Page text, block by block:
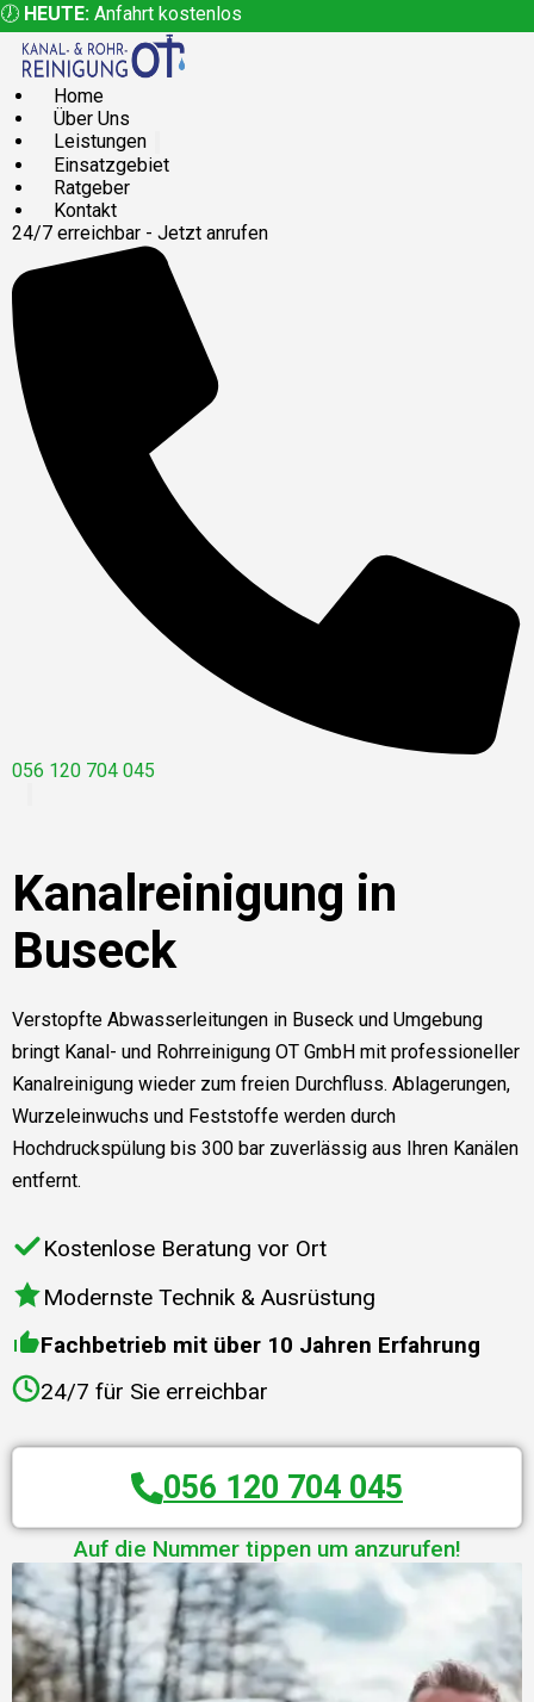
🕖 HEUTE: Anfahrt kostenlos
Home
Über Uns
Leistungen
Einsatzgebiet
Ratgeber
Kontakt
24/7 erreichbar - Jetzt anrufen
056 120 704 045
Kanalreinigung in
Buseck
Verstopfte Abwasserleitungen in Buseck und Umgebung
bringt Kanal- und Rohrreinigung OT GmbH mit professioneller
Kanalreinigung wieder zum freien Durchfluss. Ablagerungen,
Wurzeleinwuchs und Feststoffe werden durch
Hochdruckspülung bis 300 bar zuverlässig aus Ihren Kanälen
entfernt.
Kostenlose Beratung vor Ort
Modernste Technik & Ausrüstung
Fachbetrieb mit über 10 Jahren Erfahrung
24/7 für Sie erreichbar
056 120 704 045
Auf die Nummer tippen um anzurufen!